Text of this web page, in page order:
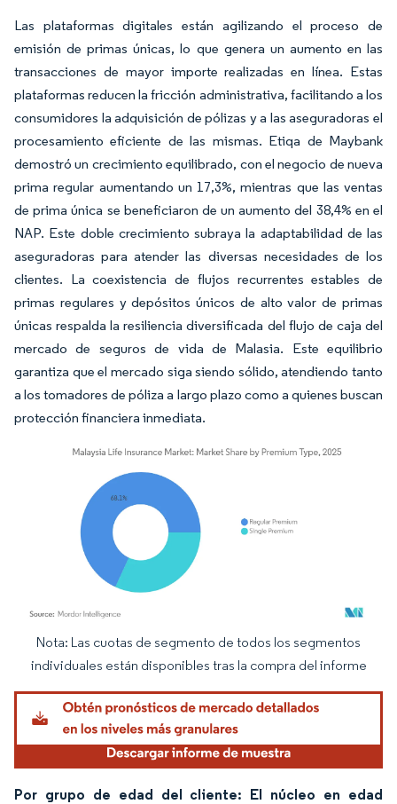
Las plataformas digitales están agilizando el proceso de
emisión de primas únicas, lo que genera un aumento en las
transacciones de mayor importe realizadas en línea. Estas
plataformas reducen la fricción administrativa, facilitando a los
consumidores la adquisición de pólizas y a las aseguradoras el
procesamiento eficiente de las mismas. Etiqa de Maybank
demostró un crecimiento equilibrado, con el negocio de nueva
prima regular aumentando un 17,3%, mientras que las ventas
de prima única se beneficiaron de un aumento del 38,4% en el
NAP. Este doble crecimiento subraya la adaptabilidad de las
aseguradoras para atender las diversas necesidades de los
clientes. La coexistencia de flujos recurrentes estables de
primas regulares y depósitos únicos de alto valor de primas
únicas respalda la resiliencia diversificada del flujo de caja del
mercado de seguros de vida de Malasia. Este equilibrio
garantiza que el mercado siga siendo sólido, atendiendo tanto
a los tomadores de póliza a largo plazo como a quienes buscan
protección financiera inmediata.
Imagen © Mordor Intelligence. El uso requiere atribución según CC BY 4.0.
Nota: Las cuotas de segmento de todos los segmentos
individuales están disponibles tras la compra del informe
Por grupo de edad del cliente: El núcleo en edad